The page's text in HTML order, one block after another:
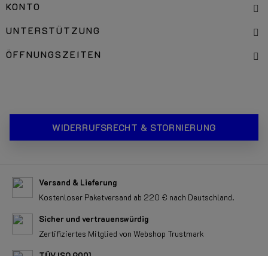
KONTO
UNTERSTÜTZUNG
ÖFFNUNGSZEITEN
WIDERRUFSRECHT & STORNIERUNG
Versand & Lieferung
Kostenloser Paketversand ab 220 € nach Deutschland.
Sicher und vertrauenswürdig
Zertifiziertes Mitglied von Webshop Trustmark